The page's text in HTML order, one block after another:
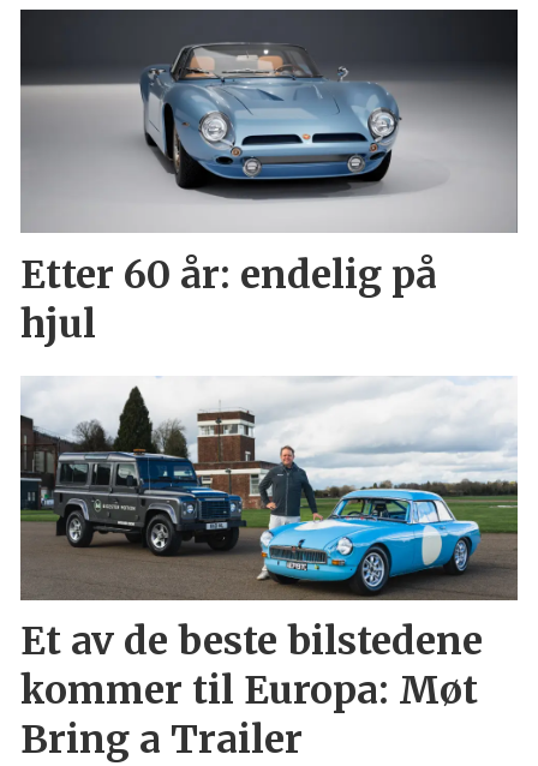
Etter 60 år: endelig på
hjul
Et av de beste bilstedene
kommer til Europa: Møt
Bring a Trailer